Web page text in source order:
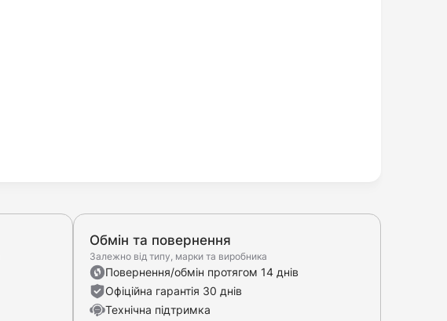
Обмін та повернення
Залежно від типу, марки та виробника
Повернення/обмін протягом 14 днів
Офіційна гарантія 30 днів
Технічна підтримка